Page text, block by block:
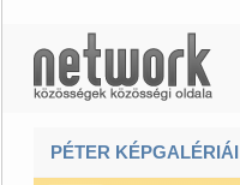
PÉTER KÉPGALÉRIÁI